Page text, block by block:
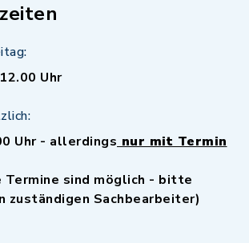
Uhr
Uhr - allerdings nur mit Termin
Termine sind möglich - bitte
zuständigen Sachbearbeiter)